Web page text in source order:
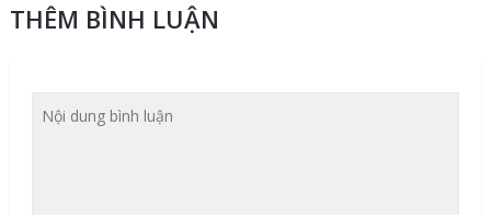
THÊM BÌNH LUẬN